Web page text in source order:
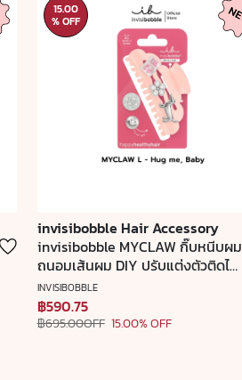
invisibobble Hair Accessory
invisibobble MYCLAW กิ๊บหนีบผม
ถนอมเส้นผม DIY ปรับแต่งตัวติดได้
ตามสไตล์ Hug me, Baby
INVISIBOBBLE
฿590.75
฿695.00OFF 15.00% OFF
15.00
% OFF